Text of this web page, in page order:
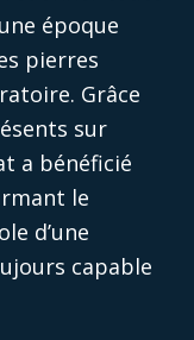
époque
pierres
Grâce
sur
a bénéficié
le
d’une
capable